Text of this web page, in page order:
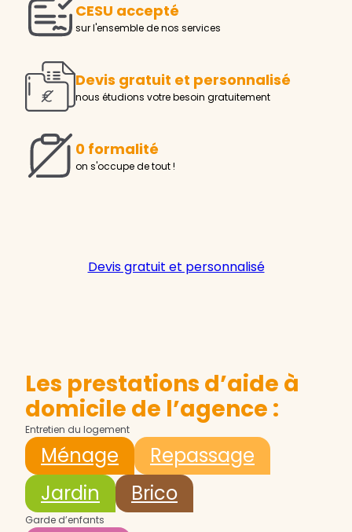
CESU accepté
sur l'ensemble de nos services
Devis gratuit et personnalisé
nous étudions votre besoin gratuitement
0 formalité
on s'occupe de tout !
Devis gratuit et personnalisé
Les prestations d’aide à
domicile de l’agence :
Entretien du logement
Ménage
Repassage
Jardin
Brico
Garde d’enfants